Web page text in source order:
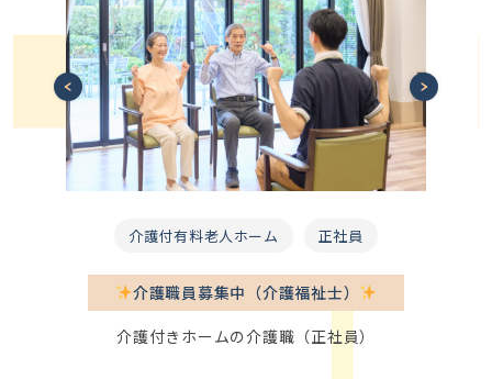
介護付有料老人ホーム 正社員
介護職員募集中（介護福祉士）
介護付きホームの介護職（正社員）